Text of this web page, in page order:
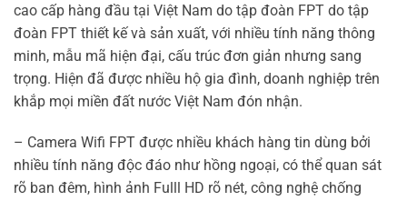
cao cấp hàng đầu tại Việt Nam do tập đoàn FPT do tập
đoàn FPT thiết kế và sản xuất, với nhiều tính năng thông
minh, mẫu mã hiện đại, cấu trúc đơn giản nhưng sang
trọng. Hiện đã được nhiều hộ gia đình, doanh nghiệp trên
khắp mọi miền đất nước Việt Nam đón nhận.
– Camera Wifi FPT được nhiều khách hàng tin dùng bởi
nhiều tính năng độc đáo như hồng ngoại, có thể quan sát
rõ ban đêm, hình ảnh Fulll HD rõ nét, công nghệ chống